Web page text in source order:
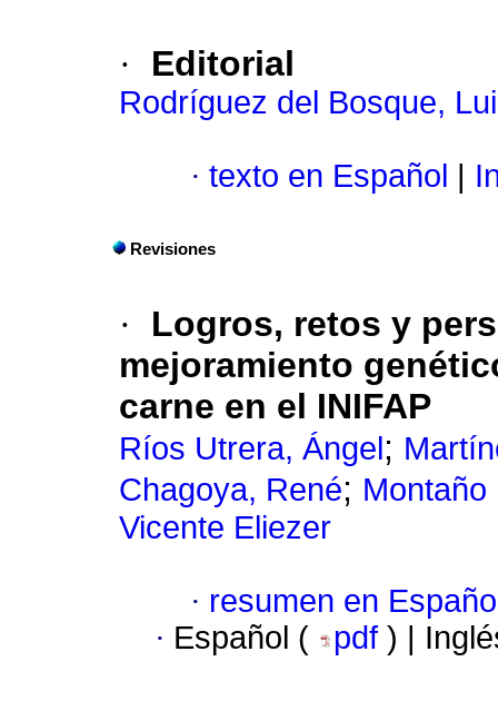
· Editorial
Rodríguez del Bosque,
· texto en Español
Revisiones
·
Logros, retos y
mejoramiento
carne en el INIFAP
Ríos Utrera, Ángel ;
Chagoya, René;
Vicente Eliezer
· resumen en
· Español ( pdf ) |